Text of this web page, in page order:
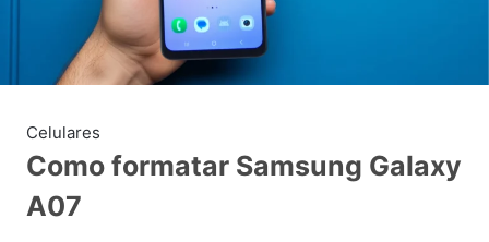
Celulares
Como formatar Samsung Galaxy
A07